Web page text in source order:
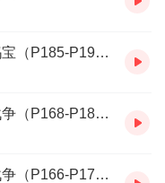
2月18日第十三章——我的老公是妈宝（P185-P192）
2月17日第十二章——两个女人的战争（P168-P184）
2月16日第十二章——两个女人的战争（P166-P174）